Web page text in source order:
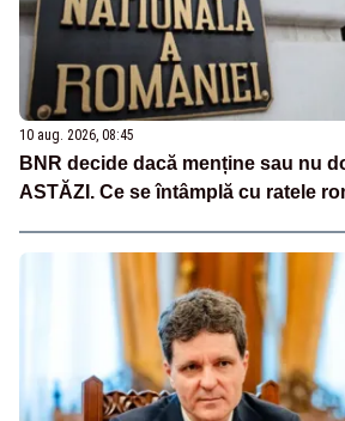
10 aug. 2026, 08:45
BNR decide dacă menține sau nu
ASTĂZI. Ce se întâmplă cu ratele